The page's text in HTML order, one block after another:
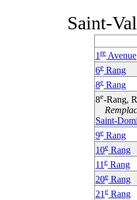
Saint-
1 re Avenue
6e Rang
8e Rang
8e-Rang,
Saint-
9e Rang
10e Rang
11 e Rang
20e Rang
21 e Rang